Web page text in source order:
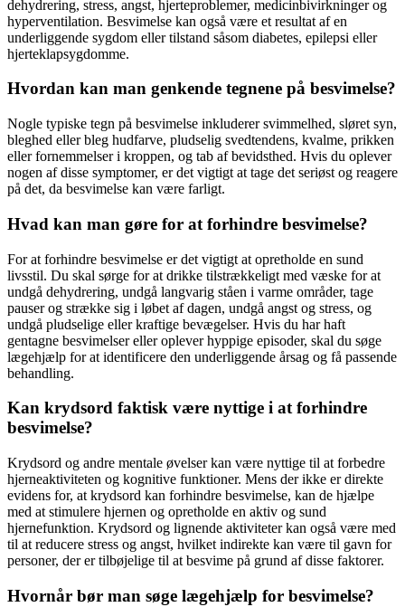
dehydrering, stress, angst, hjerteproblemer, medicinbivirkninger og
hyperventilation. Besvimelse kan også være et resultat af en
underliggende sygdom eller tilstand såsom diabetes, epilepsi eller
hjerteklapsygdomme.
Hvordan kan man genkende tegnene på besvimelse?
Nogle typiske tegn på besvimelse inkluderer svimmelhed, sløret syn,
bleghed eller bleg hudfarve, pludselig svedtendens, kvalme, prikken
eller fornemmelser i kroppen, og tab af bevidsthed. Hvis du oplever
nogen af disse symptomer, er det vigtigt at tage det seriøst og reagere
på det, da besvimelse kan være farligt.
Hvad kan man gøre for at forhindre besvimelse?
For at forhindre besvimelse er det vigtigt at opretholde en sund
livsstil. Du skal sørge for at drikke tilstrækkeligt med væske for at
undgå dehydrering, undgå langvarig ståen i varme områder, tage
pauser og strække sig i løbet af dagen, undgå angst og stress, og
undgå pludselige eller kraftige bevægelser. Hvis du har haft
gentagne besvimelser eller oplever hyppige episoder, skal du søge
lægehjælp for at identificere den underliggende årsag og få passende
behandling.
Kan krydsord faktisk være nyttige i at forhindre
besvimelse?
Krydsord og andre mentale øvelser kan være nyttige til at forbedre
hjerneaktiviteten og kognitive funktioner. Mens der ikke er direkte
evidens for, at krydsord kan forhindre besvimelse, kan de hjælpe
med at stimulere hjernen og opretholde en aktiv og sund
hjernefunktion. Krydsord og lignende aktiviteter kan også være med
til at reducere stress og angst, hvilket indirekte kan være til gavn for
personer, der er tilbøjelige til at besvime på grund af disse faktorer.
Hvornår bør man søge lægehjælp for besvimelse?